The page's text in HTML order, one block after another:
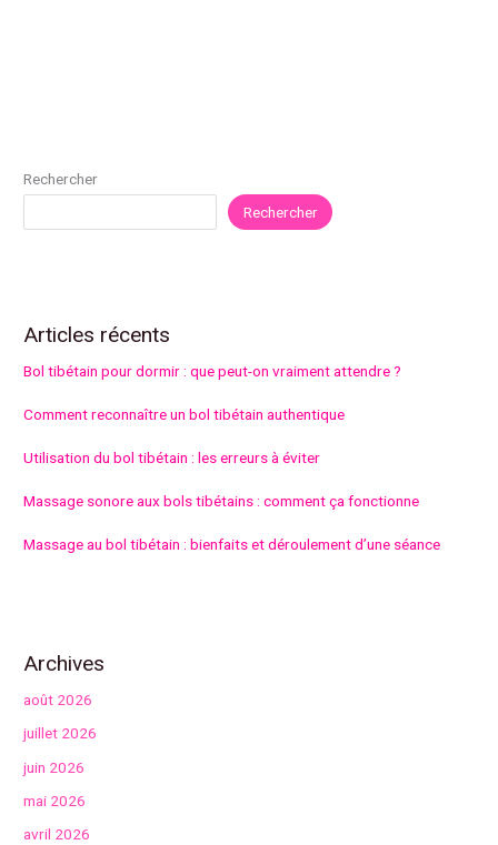
Rechercher
Rechercher
Articles récents
Bol tibétain pour dormir : que peut-on vraiment attendre ?
Comment reconnaître un bol tibétain authentique
Utilisation du bol tibétain : les erreurs à éviter
Massage sonore aux bols tibétains : comment ça fonctionne
Massage au bol tibétain : bienfaits et déroulement d’une séance
Archives
août 2026
juillet 2026
juin 2026
mai 2026
avril 2026